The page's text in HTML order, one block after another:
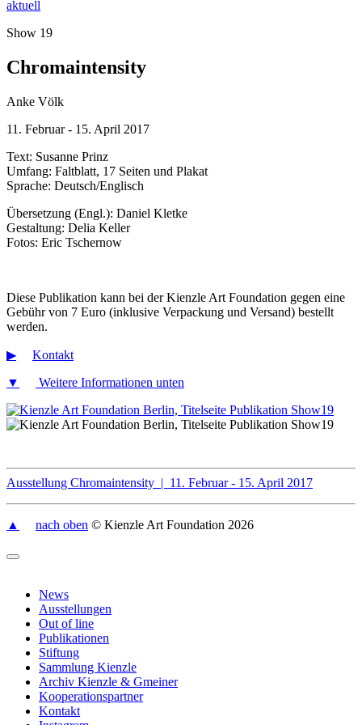
aktuell
Show 19
Chromaintensity
Anke Völk
11. Februar - 15. April 2017
Text: Susanne Prinz
Umfang: Faltblatt, 17 Seiten und Plakat
Sprache: Deutsch/Englisch
Übersetzung (Engl.): Daniel Kletke
Gestaltung: Delia Keller
Fotos: Eric Tschernow
Diese Publikation kann bei der Kienzle Art Foundation gegen eine
Gebühr von 7 Euro (inklusive Verpackung und Versand) bestellt
werden.
▶︎
Kontakt
▼
Weitere Informationen unten
Ausstellung Chromaintensity | 11. Februar - 15. April 2017
▲ nach oben © Kienzle Art Foundation 2026
News
Ausstellungen
Out of line
Publikationen
Stiftung
Sammlung Kienzle
Archiv Kienzle & Gmeiner
Kooperationspartner
Kontakt